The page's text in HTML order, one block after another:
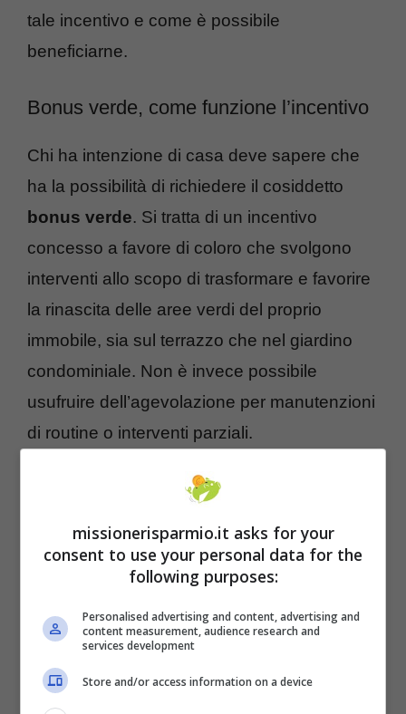
tale incentivo e come è possibile
beneficiarne.
Bonus verde, come funzione l’incentivo
Chi ha intenzione di casa deve sapere che
ha la possibilità di richiedere il cosiddetto
bonus verde. Si tratta di un incentivo
concesso a favore di coloro che svolgono
interventi allo scopo di trasformare e favorire
la rinascita delle aree verdi del proprio
immobile, sia sul terrazzo che nel giardino
condominiale. Non è invece possibile
usufruire dell’agevolazione per manutenzioni
di routine o interventi parziali.
missionerisparmio.it asks for your
consent to use your personal data for the
following purposes:
Personalised advertising and content, advertising and
content measurement, audience research and
services development
Store and/or access information on a device